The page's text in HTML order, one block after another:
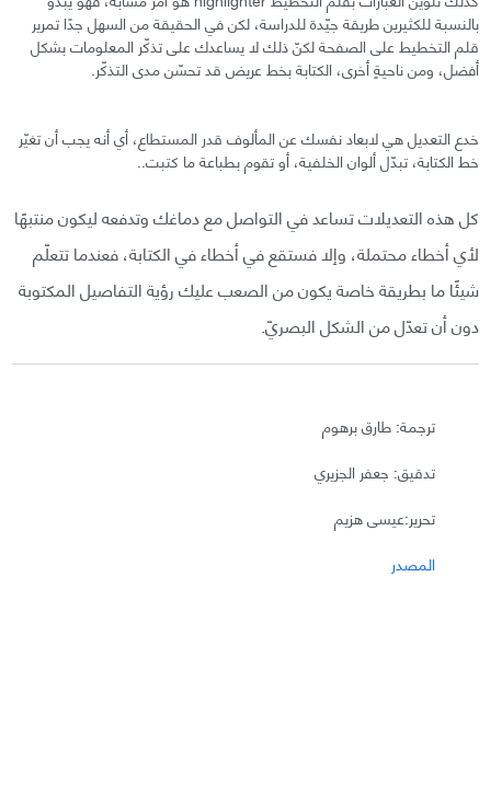
بالنسبة للكثيرين طريقة جيّدة للدراسة، لكن في الحقيقة من السهل جدًا تمرير
قلم التخطيط على الصفحة لكنّ ذلك لا يساعدك على تذكّر المعلومات بشكل
أفضل، ومن ناحيةٍ أخرى، الكتابة بخط عريض قد تحسّن مدى التذكّر.
خدع التعديل هي لابعاد نفسك عن المألوف قدر المستطاع، أي أنه يجب أن تغيّر
خط الكتابة، تبدّل ألوان الخلفية، أو تقوم بطباعة ما كتبت..
كل هذه التعديلات تساعد في التواصل مع دماغك وتدفعه ليكون منتبهًا
لأي أخطاء محتملة، وإلا فستقع في أخطاء في الكتابة، فعندما تتعلّم
شيئًا ما بطريقة خاصة يكون من الصعب عليك رؤية التفاصيل المكتوبة
دون أن تعدّل من الشكل البصريّ.
ترجمة: طارق برهوم
تدقيق: جعفر الجزيري
تحرير:عيسى هزيم
المصدر